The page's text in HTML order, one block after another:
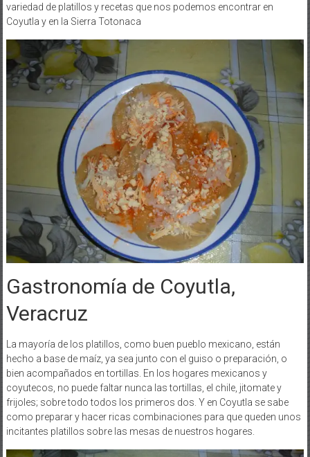
Coyutla y en la Sierra Totonaca
Veracruz
hecho a base de maíz, ya sea junto con el guiso o preparación, o
bien acompañados en tortillas. En los hogares mexicanos y
coyutecos, no puede faltar nunca las tortillas, el chile, jitomate y
frijoles; sobre todo todos los primeros dos. Y en Coyutla se sabe
como preparar y hacer ricas combinaciones para que queden unos
incitantes platillos sobre las mesas de nuestros hogares.